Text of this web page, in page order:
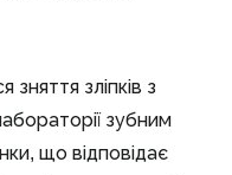
зняття зліпків з
зубним
що відповідає